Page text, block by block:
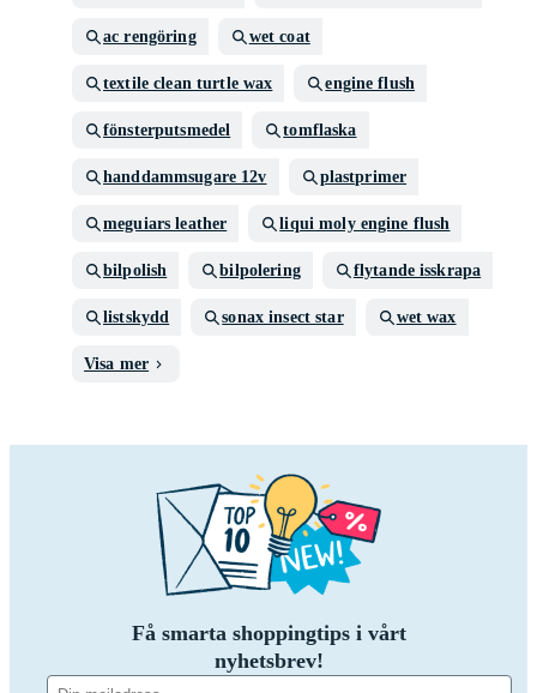
ac rengöring wet coat
textile clean turtle wax engine flush
fönsterputsmedel tomflaska
handdammsugare 12v plastprimer
meguiars leather liqui moly engine flush
bilpolish bilpolering flytande isskrapa
listskydd sonax insect star wet wax
Visa mer
Få smarta shoppingtips i vårt
nyhetsbrev!